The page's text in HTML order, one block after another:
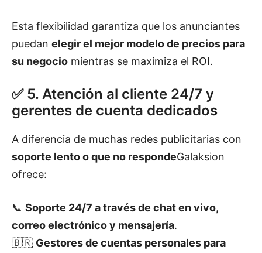
Esta flexibilidad garantiza que los anunciantes
puedan elegir el mejor modelo de precios para
su negocio mientras se maximiza el ROI.
✅ 5. Atención al cliente 24/7 y
gerentes de cuenta dedicados
A diferencia de muchas redes publicitarias con
soporte lento o que no respondeGalaksion
ofrece:
📞 Soporte 24/7 a través de chat en vivo,
correo electrónico y mensajería.
🇧🇷 Gestores de cuentas personales para